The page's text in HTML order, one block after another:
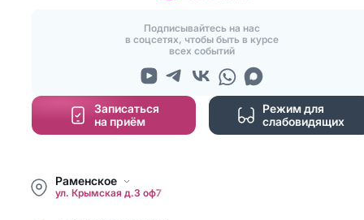
Подписывайтесь на нас
в соцсетях, чтобы быть в курсе
всех событий
Режим для
слабовидящих
Записаться
на приём
Раменское
ул. Крымская д.3 оф7